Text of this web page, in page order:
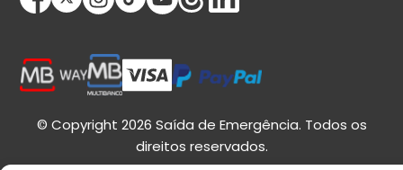
© Copyright 2026 Saída de Emergência. Todos os
direitos reservados.